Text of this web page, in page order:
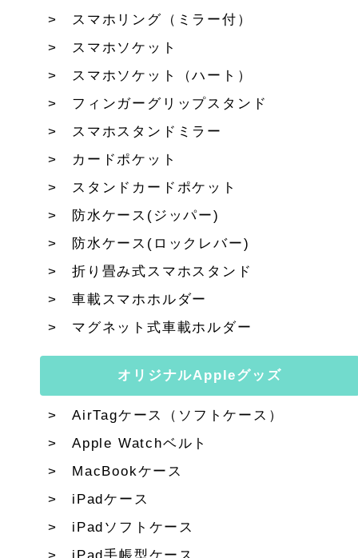
スマホリング（ミラー付）
スマホソケット
スマホソケット（ハート）
フィンガーグリップスタンド
スマホスタンドミラー
カードポケット
スタンドカードポケット
防水ケース(ジッパー)
防水ケース(ロックレバー)
折り畳み式スマホスタンド
車載スマホホルダー
マグネット式車載ホルダー
オリジナルAppleグッズ
AirTagケース（ソフトケース）
Apple Watchベルト
MacBookケース
iPadケース
iPadソフトケース